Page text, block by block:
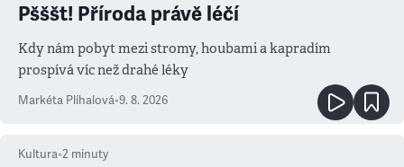
Pšššt! Příroda právě léčí
Kdy nám pobyt mezi stromy, houbami a kapradím
prospívá víc než drahé léky
Markéta Plíhalová•9. 8. 2026
Kultura•2 minuty